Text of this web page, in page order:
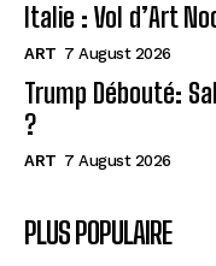
Italie : Vol d’Art
ART 7 August 2026
Trump Débouté:
?
ART 7 August 2026
PLUS POPULAIRE